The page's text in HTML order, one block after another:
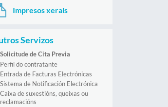
Impresos xerais
Servizos
Solicitude de Cita Previa
Perfil do contratante
Entrada de Facturas Electrónicas
Sistema de Notificación Electrónica
Caixa de suxestións, queixas ou
reclamacións